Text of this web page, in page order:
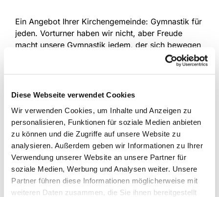
Diese Webseite verwendet Cookies
Wir verwenden Cookies, um Inhalte und Anzeigen zu
personalisieren, Funktionen für soziale Medien anbieten
zu können und die Zugriffe auf unsere Website zu
analysieren. Außerdem geben wir Informationen zu Ihrer
Verwendung unserer Website an unsere Partner für
soziale Medien, Werbung und Analysen weiter. Unsere
Partner führen diese Informationen möglicherweise mit
weiteren Daten zusammen, die Sie ihnen bereitgestellt
Ein Angebot Ihrer Kirchengemeinde: Gymnastik für
jeden. Vorturner haben wir nicht, aber Freude
macht unsere Gymnastik jedem, der sich bewegen
will. Machen Sie mit und halten Sie sich in
Bewegung, wie Sie es wünschen. Wir laden Sie
Nähere Informationen zum Treffen bekommen Sie
bei
Herr Henkefend, Tel.: 05204 / 89 03 047
Herr Strakeljahn, Tel. 05204 / 29 89